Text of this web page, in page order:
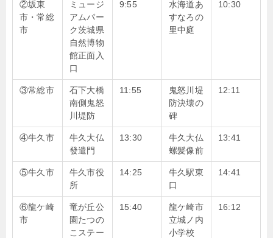
②坂東
市・常総
市
ミュージ
アムパー
ク茨城県
自然博物
館正面入
口
9:55
水海道あ
すなろの
里中庭
10:30
③常総市
石下大橋
南側鬼怒
川堤防
11:55
鬼怒川堤
防決壊の
碑
12:11
④牛久市
牛久大仏
發遣門
13:30
牛久大仏
螺髪像前
13:41
⑤牛久市
牛久市役
所
14:25
牛久駅東
口
14:41
⑥龍ケ崎
市
竜が丘公
園たつの
こステー
15:40
龍ケ崎市
立城ノ内
小学校
16:12